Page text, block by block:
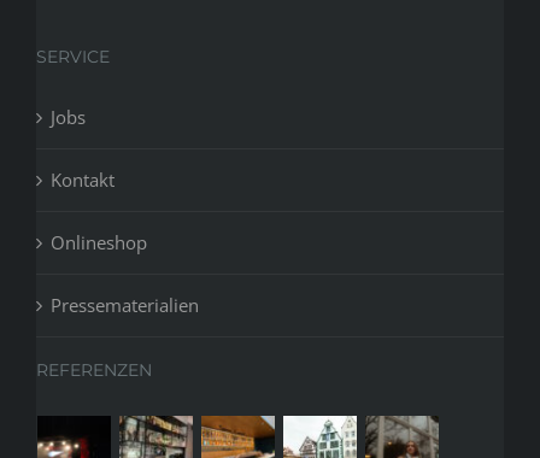
SERVICE
Jobs
Kontakt
Onlineshop
Pressematerialien
REFERENZEN